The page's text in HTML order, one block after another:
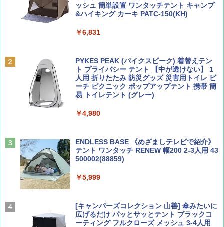
￥713
￥1,500
￥2,079
球の歩き方A ヨーロッパ
ッシュ 簡単設置 ワンタッチテント キャンプ
&ハイキング カーキ PATC-150(KH)
￥6,831
PYKES PEAK (パイクスピーク) 着替えテン
ト プライバシー テント 【中が透けない】 1
人用 折りたたみ 防災グッズ 災害用トイレ ビ
ーチ ピクニック ポップアップテント 携帯 簡
易 トイレテント (グレー)
￥4,980
ENDLESS BASE 《めざましテレビで紹介》
テント ワンタッチ RENEW 幅200 2-3人用 43
500002(88859)
￥5,999
[キャンパーズコレクション 山善] 傘みたいに
広げるだけ パッとサッとテント ブラックコ
ーティング フルクローズ メッシュ 3-4人用